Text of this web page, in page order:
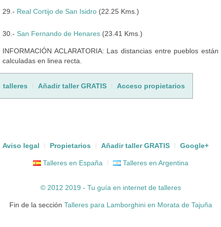
29.- Real Cortijo de San Isidro (22.25 Kms.)
30.- San Fernando de Henares (23.41 Kms.)
INFORMACIÓN ACLARATORIA: Las distancias entre pueblos están
calculadas en linea recta.
talleres Añadir taller GRATIS Acceso propietarios
Aviso legal Propietarios Añadir taller GRATIS Google+
Talleres en España Talleres en Argentina
© 2012 2019 - Tu guía en internet de talleres
Fin de la sección Talleres para Lamborghini en Morata de Tajuña